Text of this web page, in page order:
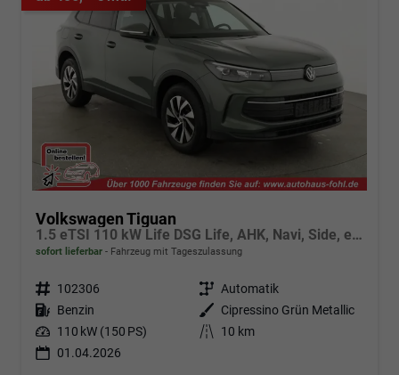
Volkswagen Tiguan
1.5 eTSI 110 kW Life DSG Life, AHK, Navi, Side, el. Klappe, LED-Plus, 5-J Garantie
sofort lieferbar Fahrzeug mit Tageszulassung
Fahrzeugnr. 102306 Getriebe Automatik
Kraftstoff Benzin Außenfarbe
Cipressino Grün Metallic
Leistung 110 kW (150 PS) Kilometerstand
10 km
01.04.2026